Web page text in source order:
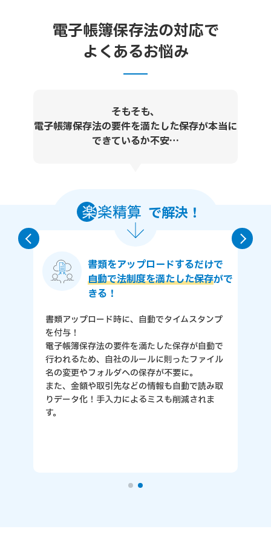
電子帳簿保存法の対応で
よくあるお悩み
で解決 ！
紙や電子の領収書／請求書を
それぞれ保存・管理するのが大変…
過去の書類を探すのも時間がかかる…
様々な形式で受領する
領収書／請求書を一元管理！
するだけでラクに電子化！
紙や電子など、様々な形式の書類を一元管理で
きます。
過去の書類も、取引先名、日付、金額などの項
目から簡単に検索が可能です。